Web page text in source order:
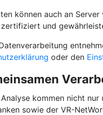
können auch an
und
oder den
kommen nicht
sowie der VR-